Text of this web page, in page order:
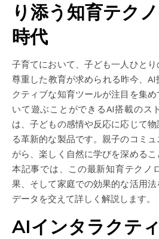
り添う知育テク
時代
子育てにおいて、子ども一人ひとりの成長ペースや感受性を
尊重した教育が求められる昨今、
クティブな知育ツールが注目を集
いて遊ぶことができるAI搭載のス
は、子どもの感情や反応に応じて
る革新的な製品です。親子のコミ
がら、楽しく自然に学びを深めるこ
本記事では、この最新知育テクノ
果、そして家庭での効果的な活用
データを交えて詳しく解説します。
AIインタラクテ